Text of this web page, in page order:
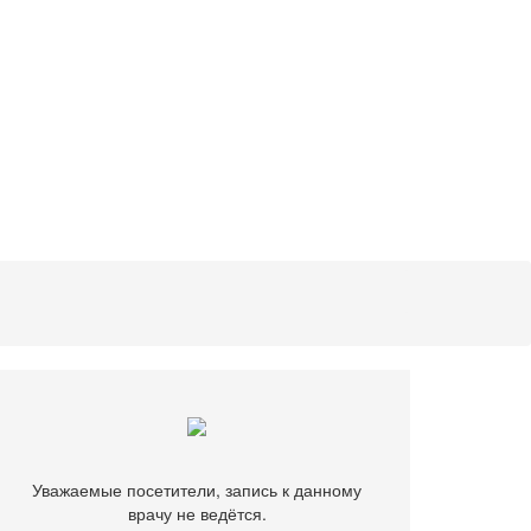
Уважаемые посетители, запись к данному
врачу не ведётся.